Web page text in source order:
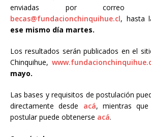
enviadas por correo
becas@fundacionchinquihue.cl, hasta
ese mismo día martes.
Los resultados serán publicados en el
Chinquihue,
mayo.
Las bases y requisitos de postulación
directamente desde acá, mientras
postular puede obtenerse acá.